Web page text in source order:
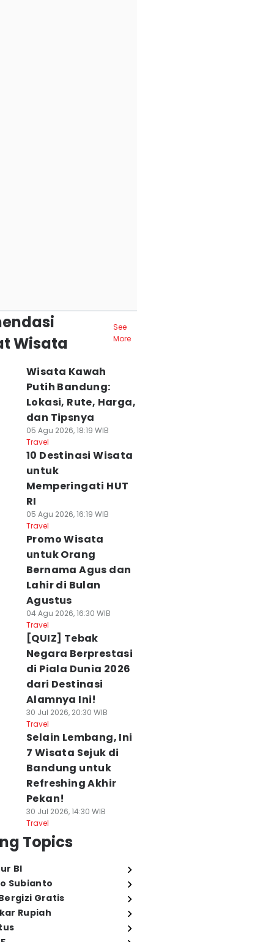
Wisata
See
More
Wisata Kawah
Putih Bandung:
Lokasi, Rute, Harga,
dan Tipsnya
05 Agu 2026, 18:19 WIB
Travel
10 Destinasi Wisata
untuk
Memperingati HUT
RI
05 Agu 2026, 16:19 WIB
Travel
Promo Wisata
untuk Orang
Bernama Agus dan
Lahir di Bulan
Agustus
04 Agu 2026, 16:30 WIB
Travel
[QUIZ] Tebak
Negara Berprestasi
di Piala Dunia 2026
dari Destinasi
Alamnya Ini!
30 Jul 2026, 20:30 WIB
Travel
Selain Lembang, Ini
7 Wisata Sejuk di
Bandung untuk
Refreshing Akhir
Pekan!
30 Jul 2026, 14:30 WIB
Travel
Topics
BI
Subianto
Gratis
Rupiah